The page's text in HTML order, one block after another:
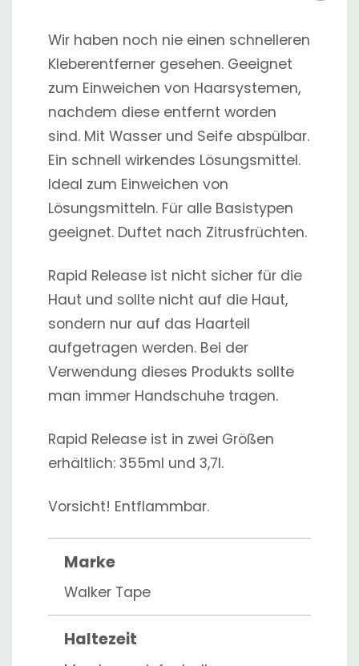
Wir haben noch nie einen schnelleren
Kleberentferner gesehen. Geeignet
zum Einweichen von Haarsystemen,
nachdem diese entfernt worden
sind. Mit Wasser und Seife abspülbar.
Ein schnell wirkendes Lösungsmittel.
Ideal zum Einweichen von
Lösungsmitteln. Für alle Basistypen
geeignet. Duftet nach Zitrusfrüchten.
Rapid Release ist nicht sicher für die
Haut und sollte nicht auf die Haut,
sondern nur auf das Haarteil
aufgetragen werden. Bei der
Verwendung dieses Produkts sollte
man immer Handschuhe tragen.
Rapid Release ist in zwei Größen
erhältlich: 355ml und 3,7l.
Vorsicht! Entflammbar.
Marke
Walker Tape
Haltezeit